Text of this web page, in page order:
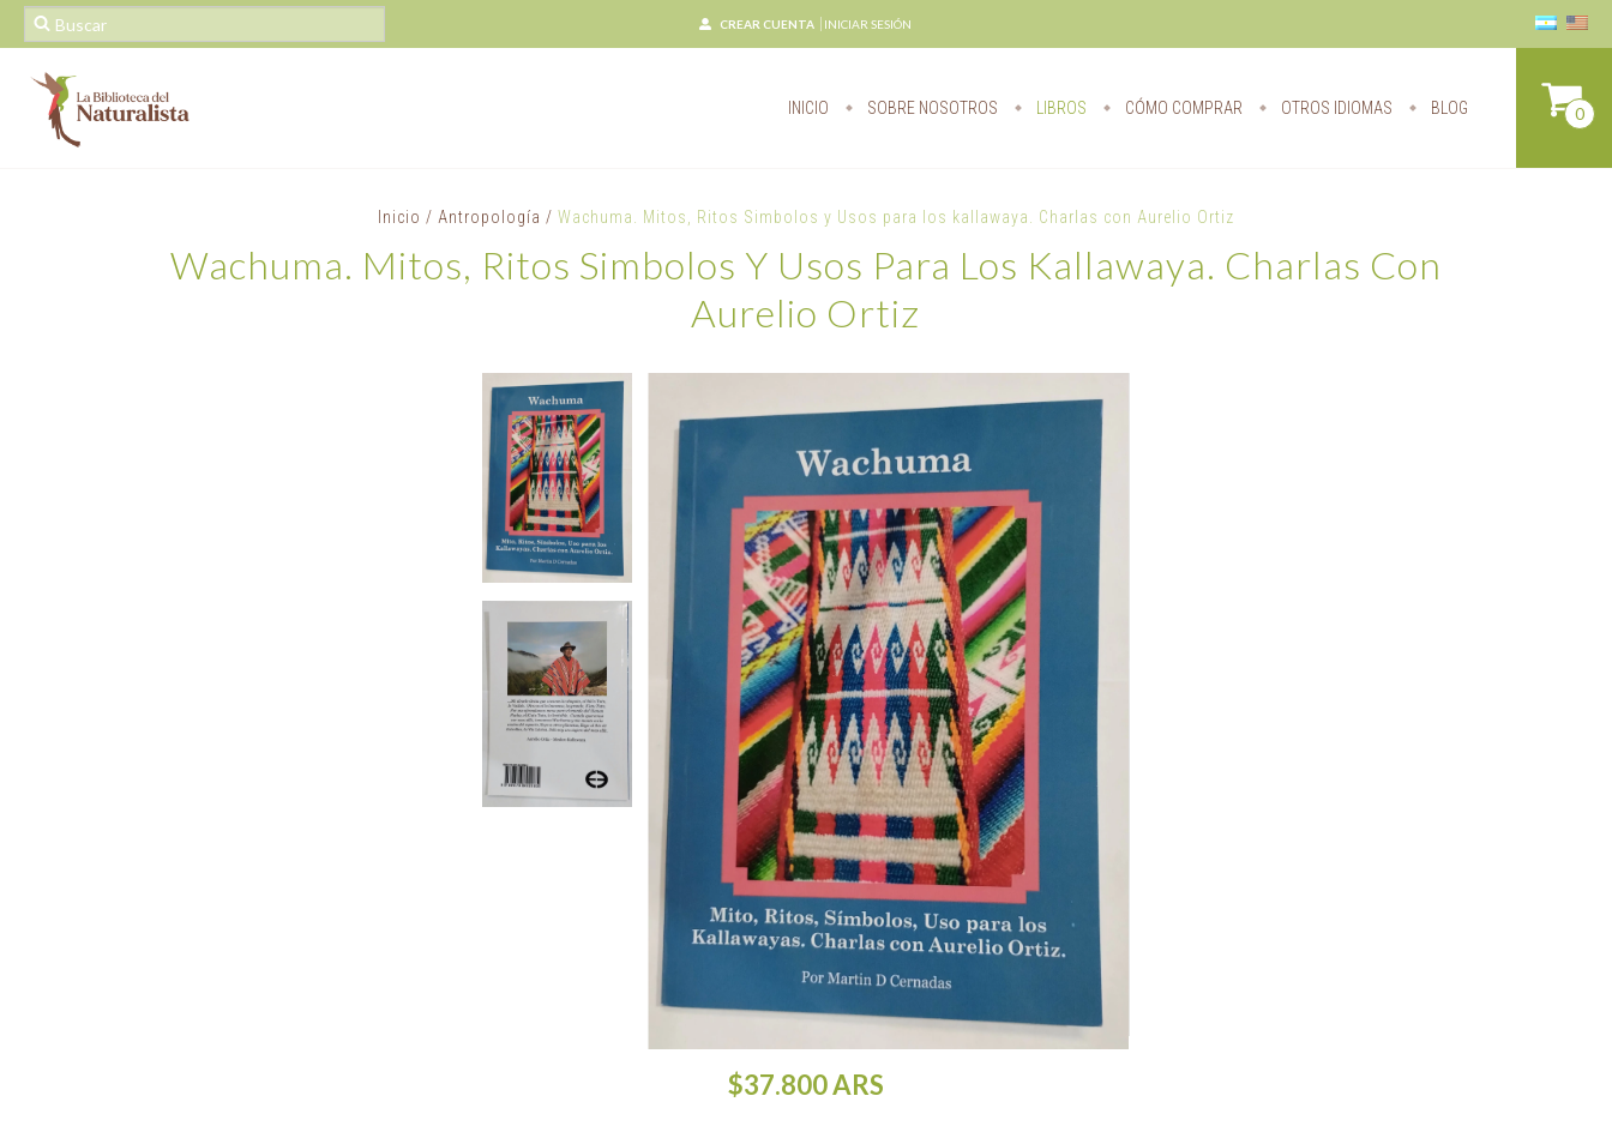
CREAR CUENTA INICIAR SESIÓN
INICIO SOBRE NOSOTROS LIBROS CÓMO COMPRAR OTROS IDIOMAS BLOG 0
Inicio / Antropología / Wachuma. Mitos, Ritos Simbolos y Usos para los kallawaya. Charlas con Aurelio Ortiz
Wachuma. Mitos, Ritos Simbolos Y Usos Para Los Kallawaya. Charlas Con
Aurelio Ortiz
$37.800ARS